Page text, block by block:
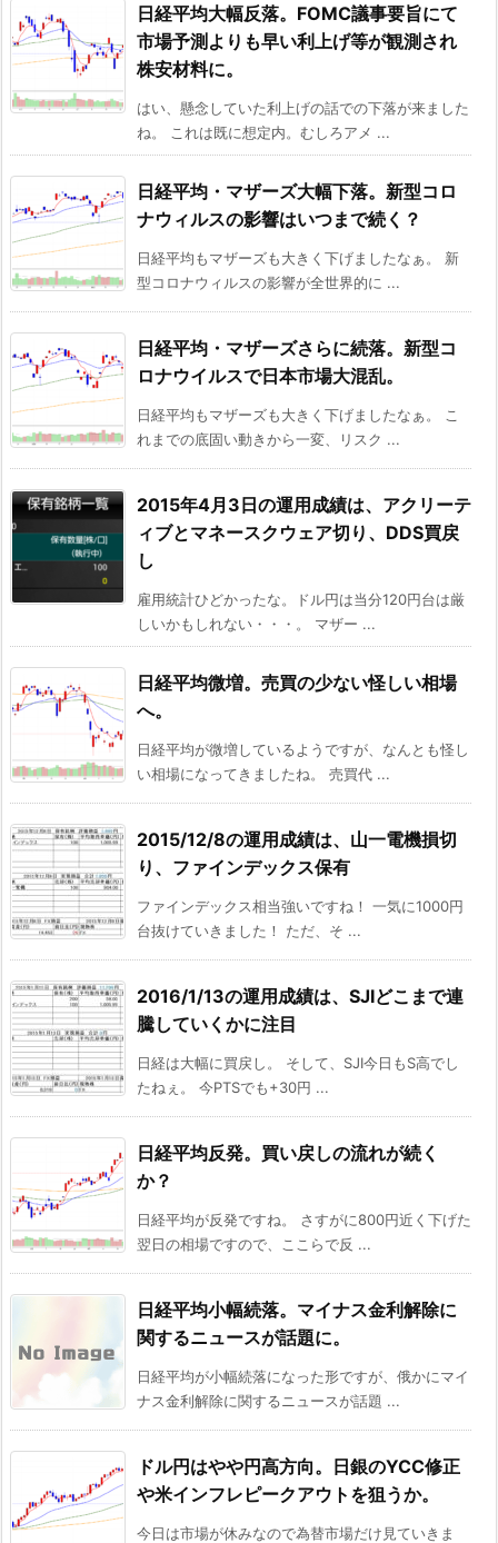
日経平均大幅反落。FOMC議事要旨にて
市場予測よりも早い利上げ等が観測され
株安材料に。
はい、懸念していた利上げの話での下落が来ました
ね。 これは既に想定内。むしろアメ ...
日経平均・マザーズ大幅下落。新型コロ
ナウィルスの影響はいつまで続く？
日経平均もマザーズも大きく下げましたなぁ。 新
型コロナウィルスの影響が全世界的に ...
日経平均・マザーズさらに続落。新型コ
ロナウイルスで日本市場大混乱。
日経平均もマザーズも大きく下げましたなぁ。 こ
れまでの底固い動きから一変、リスク ...
2015年4月3日の運用成績は、アクリーテ
ィブとマネースクウェア切り、DDS買戻
し
雇用統計ひどかったな。ドル円は当分120円台は厳
しいかもしれない・・・。 マザー ...
日経平均微増。売買の少ない怪しい相場
へ。
日経平均が微増しているようですが、なんとも怪し
い相場になってきましたね。 売買代 ...
2015/12/8の運用成績は、山一電機損切
り、ファインデックス保有
ファインデックス相当強いですね！ 一気に1000円
台抜けていきました！ ただ、そ ...
2016/1/13の運用成績は、SJIどこまで連
騰していくかに注目
日経は大幅に買戻し。 そして、SJI今日もS高でし
たねぇ。 今PTSでも+30円 ...
日経平均反発。買い戻しの流れが続く
か？
日経平均が反発ですね。 さすがに800円近く下げた
翌日の相場ですので、ここらで反 ...
日経平均小幅続落。マイナス金利解除に
関するニュースが話題に。
日経平均が小幅続落になった形ですが、俄かにマイ
ナス金利解除に関するニュースが話題 ...
ドル円はやや円高方向。日銀のYCC修正
や米インフレピークアウトを狙うか。
今日は市場が休みなので為替市場だけ見ていきま